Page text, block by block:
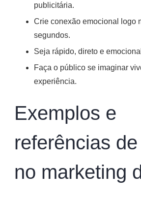
publicitária.
Crie conexão emocional logo
segundos.
Seja rápido, direto e
Faça o público se imaginar
experiência.
Exemplos e
referências
no marketing